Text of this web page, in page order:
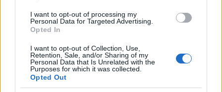
I want to opt-out of processing my
Personal Data for Targeted Advertising.
Opted In
I want to opt-out of Collection, Use,
Retention, Sale, and/or Sharing of my
Personal Data that Is Unrelated with the
Purposes for which it was collected.
Opted Out
Christian Hecq rendezésében és parádés főszereplésével.
A darabban az arisztokratává emelkedni vágyó polgár
karikatúráját láthatjuk. Jourdain úr az arisztokrácia passzióit
igyekszik megtanulni különféle botcsinálta oktatóktól,
remélve, hogy finom úriemberré válva bekerülhet a
legfelsőbb körökbe. A gúny a tetőfokára hág, amikor a